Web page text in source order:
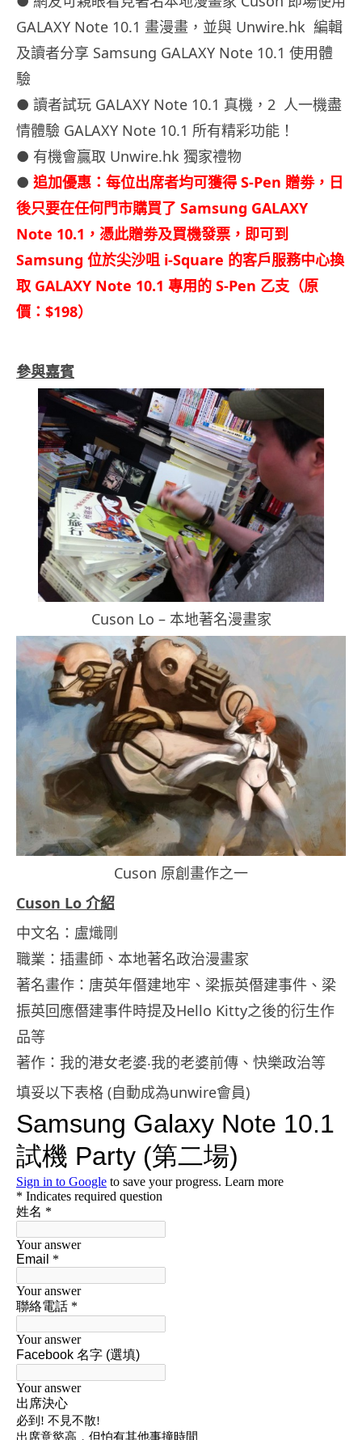
GALAXY Note 10.1 畫漫畫，並與 Unwire.hk 編輯
及讀者分享 Samsung GALAXY Note 10.1 使用體
驗
● 讀者試玩 GALAXY Note 10.1 真機，2 人一機盡
情體驗 GALAXY Note 10.1 所有精彩功能！
● 有機會贏取 Unwire.hk 獨家禮物
● 追加優惠： 每位出席者均可獲得 S-Pen 贈劵，日
後只要在任何門市購買了 Samsung GALAXY
Note 10.1，憑此贈劵及買機發票，即可到
Samsung 位於尖沙咀 i-Square 的客戶服務中心換
取 GALAXY Note 10.1 專用的 S-Pen 乙支（原
價：$198）
參與嘉賓
Cuson Lo – 本地著名漫畫家
Cuson 原創畫作之一
Cuson Lo 介紹
中文名：盧熾剛
職業：插畫師、本地著名政治漫畫家
著名畫作：唐英年僭建地牢、梁振英僭建事件、梁
振英回應僭建事件時提及Hello Kitty之後的衍生作
品等
著作：我的港女老婆‧我的老婆前傳、快樂政治等
填妥以下表格 (自動成為unwire會員)